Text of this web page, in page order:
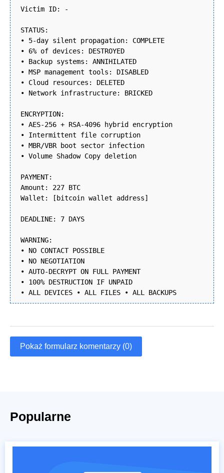
Victim ID: -
STATUS:
• 5-day silent propagation: COMPLETE
• 6% of devices: DESTROYED
• Backup systems: ANNIHILATED
• MSP management tools: DISABLED
• Cloud resources: DELETED
• Network infrastructure: BRICKED
ENCRYPTION:
• AES-256 + RSA-4096 hybrid encryption
• Intermittent file corruption
• MBR/VBR boot sector infection
• Volume Shadow Copy deletion
PAYMENT:
Amount: 227 BTC
Wallet: [bitcoin wallet address]
DEADLINE: 7 DAYS
WARNING:
• NO CONTACT POSSIBLE
• NO NEGOTIATION
• AUTO-DECRYPT ON FULL PAYMENT
• 100% DESTRUCTION IF UNPAID
• ALL DEVICES • ALL FILES • ALL BACKUPS
Pokaż formularz komentarzy (0)
Popularne